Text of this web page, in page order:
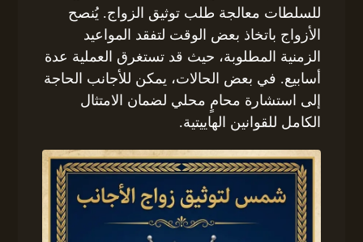
للسلطات معالجة طلب توثيق الزواج. يُنصح
الأزواج باتخاذ بعض الوقت لتفقد المواعيد
الزمنية المطلوبة، حيث قد تستغرق العملية عدة
أسابيع. في بعض الحالات، يمكن للأجانب الحاجة
إلى استشارة محامٍ محلي لضمان الامتثال
الكامل للقوانين الهاييتية.